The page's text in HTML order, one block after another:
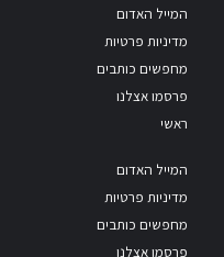
המייל האדום
מדיניות פרטיות
מחפשים כותבים
פרסמו אצלנו
ראשי
המייל האדום
מדיניות פרטיות
מחפשים כותבים
פרסמו אצלנו